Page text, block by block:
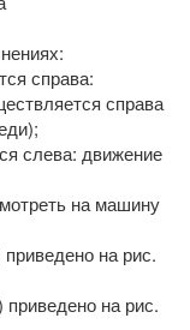
справа:
справа
слева: движение
на машину
на рис.
на рис.